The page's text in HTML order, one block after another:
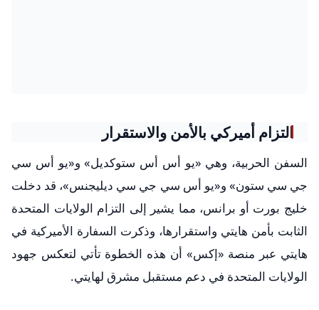
التزام أميركي بالأمن والاستقرار
السفن الحربية، وهي «يو أس أس ستوكديل» و«يو أس سي
جي سي ستون» و«يو أس سي جي سي ديليجنس»، قد دخلت
خليج بورت أو برانس، مما يشير إلى التزام الولايات المتحدة
الثابت بأمن هايتي واستقرارها، وذكرت السفارة الأميركية في
هايتي عبر منصة «إكس» أن هذه الخطوة تأتي لتعكس جهود
الولايات المتحدة في دعم مستقبل مشرق لهايتي.